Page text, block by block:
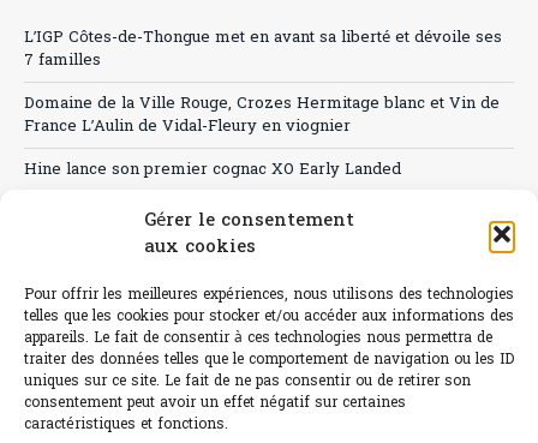
Gérer le consentement
aux cookies
Pour offrir les meilleures expériences, nous utilisons des technologies
telles que les cookies pour stocker et/ou accéder aux informations des
appareils. Le fait de consentir à ces technologies nous permettra de
traiter des données telles que le comportement de navigation ou les ID
uniques sur ce site. Le fait de ne pas consentir ou de retirer son
consentement peut avoir un effet négatif sur certaines
caractéristiques et fonctions.
L’IGP Côtes-de-Thongue met en avant sa liberté et dévoile ses
7 familles
Domaine de la Ville Rouge, Crozes Hermitage blanc et Vin de
France L’Aulin de Vidal-Fleury en viognier
Hine lance son premier cognac XO Early Landed
Canicule : A quand le CHR à « l’heure espagnole » ?
Sélection de rosés 2026
L'abus d'alcool est dangereux pour la santé.